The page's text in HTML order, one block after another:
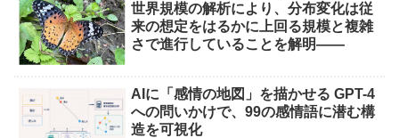
世界規模の解析により、分布変化は従
来の想定をはるかに上回る規模と複雑
さで進行していることを解明――
AIに「感情の地図」を描かせる GPT-4
への問いかけで、99の感情語に潜む構
造を可視化